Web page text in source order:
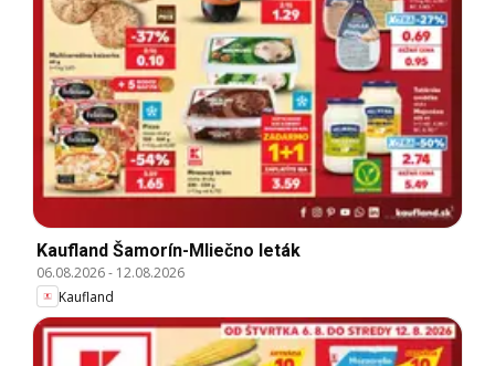
Kaufland Šamorín-Mliečno leták
06.08.2026- 12.08.2026
Kaufland